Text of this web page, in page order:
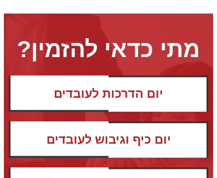
מתי כדאי להזמין?
יום הדרכות לעובדים
יום כיף וגיבוש לעובדים